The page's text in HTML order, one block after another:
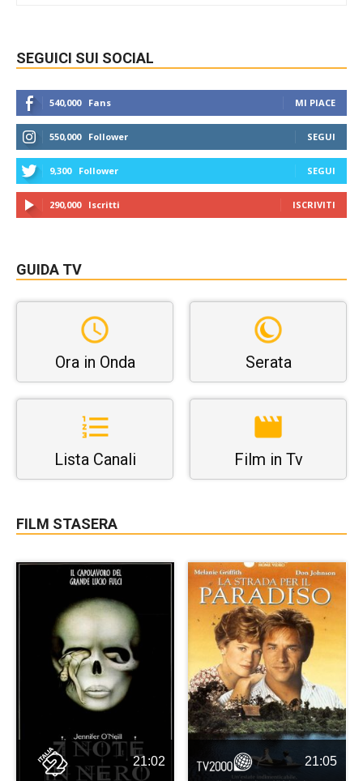
SEGUICI SUI SOCIAL
540,000 Fans MI PIACE
550,000 Follower SEGUI
9,300 Follower SEGUI
290,000 Iscritti ISCRIVITI
GUIDA TV
Ora in Onda Serata
Lista Canali Film in Tv
FILM STASERA
21:02 21:05